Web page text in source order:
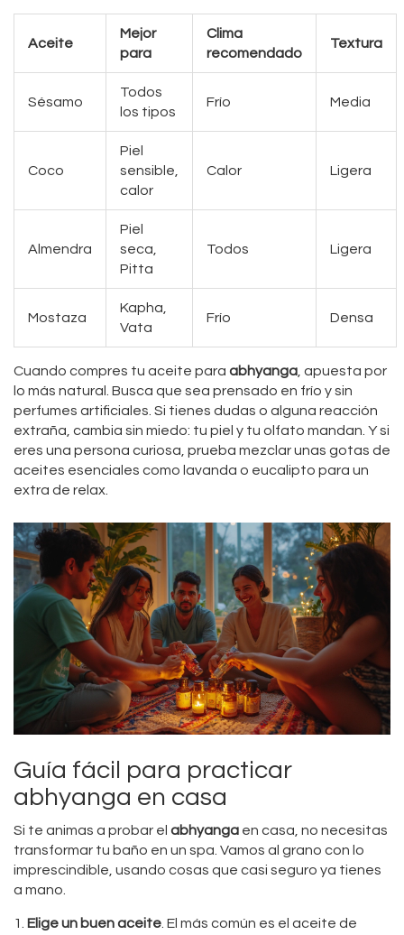
Aceite
Mejor
para
Clima
recomendado
Textura
Sésamo
Todos
los tipos
Frío Media
Coco
Piel
sensible,
calor
Calor Ligera
Almendra
Piel
seca,
Pitta
Todos Ligera
Mostaza
Kapha,
Vata
Frío Densa
Cuando compres tu aceite para abhyanga , apuesta por
lo más natural. Busca que sea prensado en frío y sin
perfumes artificiales. Si tienes dudas o alguna reacción
extraña, cambia sin miedo: tu piel y tu olfato mandan. Y si
eres una persona curiosa, prueba mezclar unas gotas de
aceites esenciales como lavanda o eucalipto para un
extra de relax.
Guía fácil para practicar
abhyanga en casa
Si te animas a probar el abhyanga en casa, no necesitas
transformar tu baño en un spa. Vamos al grano con lo
imprescindible, usando cosas que casi seguro ya tienes
a mano.
Elige un buen aceite. El más común es el aceite de